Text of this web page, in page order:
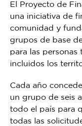
El Proyecto de
una iniciativa de
comunidad y
grupos de base
para las personas
incluidos los
Cada año
un grupo de seis
todo el país para
todas las